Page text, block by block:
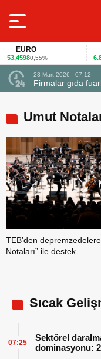
EURO
53,45980,55%
23 Mart 2026 - 07:12
Firmalar gıda
Umut
TEB’den
Notaları” ile destek
Sıcak
Sektörel
dominasyonu:
07:25